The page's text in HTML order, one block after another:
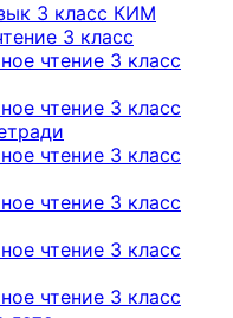
3 класс КИМ
3 класс
чтение 3 класс
чтение 3 класс
чтение 3 класс
чтение 3 класс
чтение 3 класс
чтение 3 класс